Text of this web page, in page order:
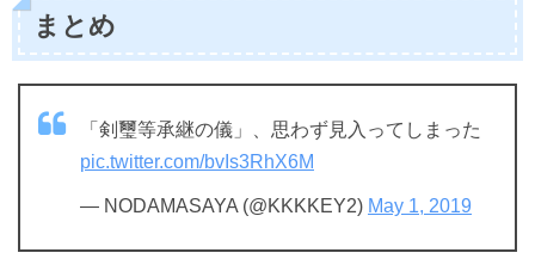
まとめ
「剣璽等承継の儀」、思わず見入ってしまった
pic.twitter.com/bvIs3RhX6M
— NODAMASAYA (@KKKKEY2) May 1, 2019